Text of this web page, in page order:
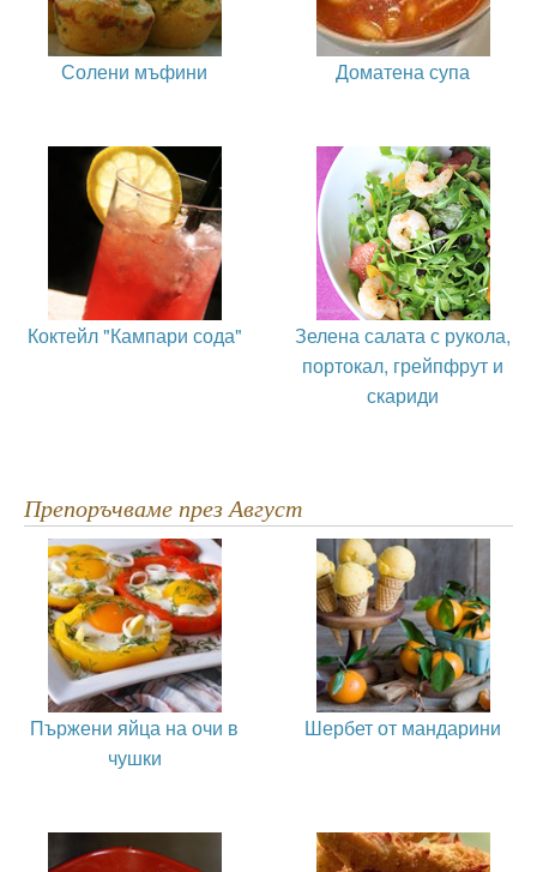
Солени мъфини Доматена супа
Коктейл "Кампари сода"
Зелена салата с рукола,
портокал, грейпфрут и
скариди
Препоръчваме през Август
Пържени яйца на очи в
чушки
Шербет от мандарини